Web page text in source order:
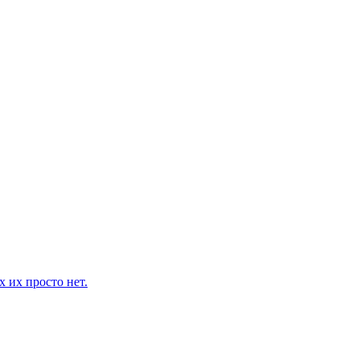
их просто нет.